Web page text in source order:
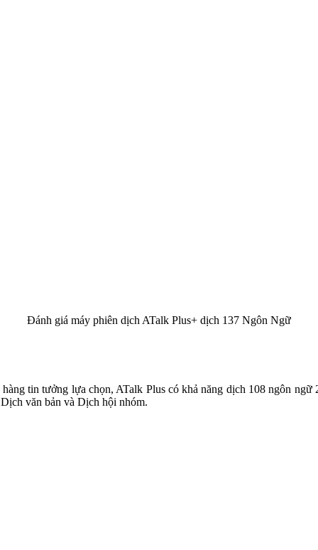
Đánh giá máy phiên dịch ATalk Plus+ dịch 137 Ngôn Ngữ
tin tưởng lựa chọn, ATalk Plus có khả năng dịch 108 ngôn
văn bản và Dịch hội nhóm.